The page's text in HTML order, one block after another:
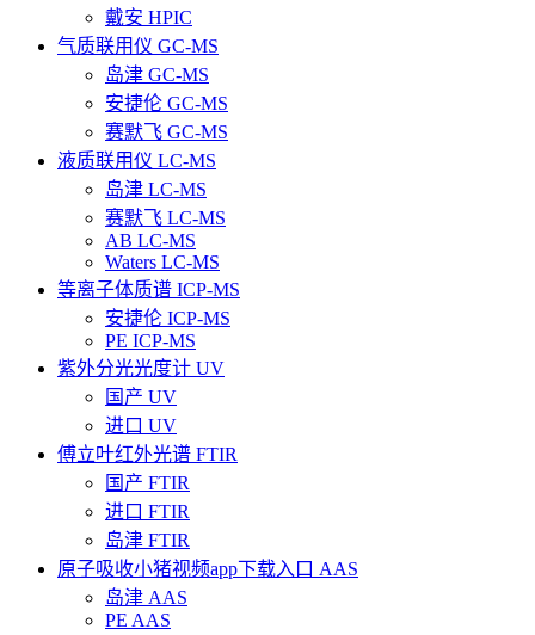
戴安 HPIC
气质联用仪 GC-MS
岛津 GC-MS
安捷伦 GC-MS
赛默飞 GC-MS
液质联用仪 LC-MS
岛津 LC-MS
赛默飞 LC-MS
AB LC-MS
Waters LC-MS
等离子体质谱 ICP-MS
安捷伦 ICP-MS
PE ICP-MS
紫外分光光度计 UV
国产 UV
进口 UV
傅立叶红外光谱 FTIR
国产 FTIR
进口 FTIR
岛津 FTIR
原子吸收小猪视频app下载入口 AAS
岛津 AAS
PE AAS